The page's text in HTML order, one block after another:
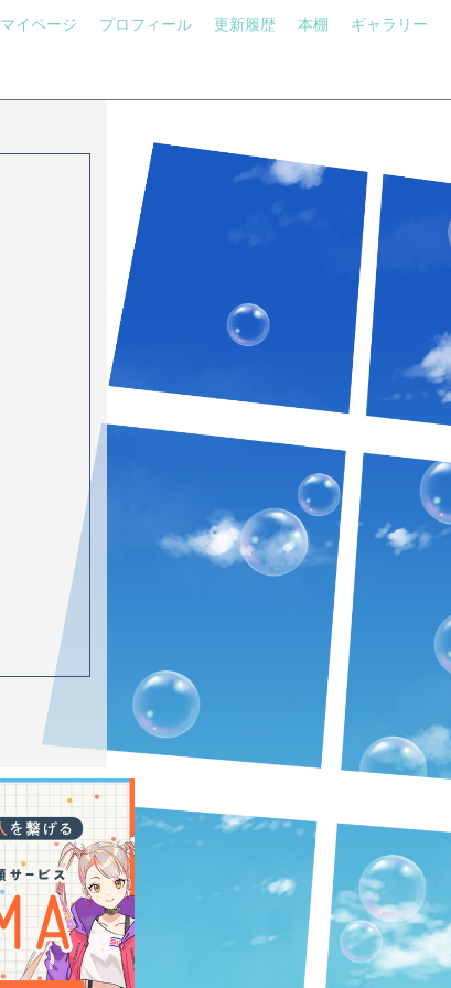
マイページ プロフィール 更新履歴 本棚 ギャラリー